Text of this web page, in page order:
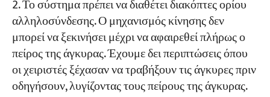
Το σύστημα πρέπει να διαθέτει διακόπτες ορίου
αλληλοσύνδεσης. Ο μηχανισμός κίνησης δεν
μπορεί να ξεκινήσει μέχρι να αφαιρεθεί πλήρως ο
πείρος της άγκυρας. Έχουμε δει περιπτώσεις όπου
οι χειριστές ξέχασαν να τραβήξουν τις άγκυρες πριν
οδηγήσουν, λυγίζοντας τους πείρους της άγκυρας.